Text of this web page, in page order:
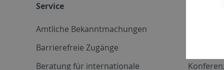
Service
Amtliche Bekanntmachungen
Barrierefreie Zugänge
Beratung für internationale